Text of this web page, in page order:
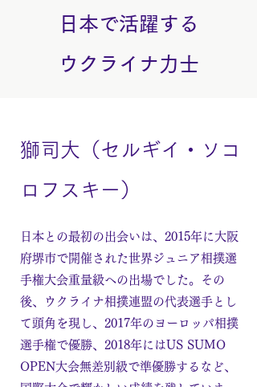
日本で活躍する
ウクライナ力士
獅司大（セルギイ・ソコ
ロフスキー）
日本との最初の出会いは、2015年に大阪
府堺市で開催された世界ジュニア相撲選
手権大会重量級への出場でした。その
後、ウクライナ相撲連盟の代表選手とし
て頭角を現し、2017年のヨーロッパ相撲
選手権で優勝、2018年にはUS SUMO
OPEN大会無差別級で準優勝するなど、